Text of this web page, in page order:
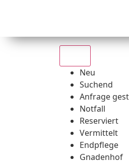
Neu
Suchend
Anfrage
Notfall
Reserviert
Vermittelt
Endpflege
Gnadenhof